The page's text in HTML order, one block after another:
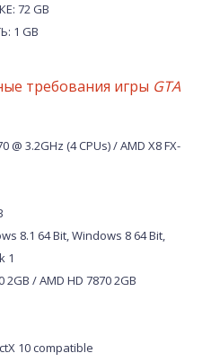
72 GB
1 GB
требования игры GTA
3.2GHz (4 CPUs) / AMD X8 FX-
8.1 64 Bit, Windows 8 64 Bit,
1
/ AMD HD 7870 2GB
10 compatible